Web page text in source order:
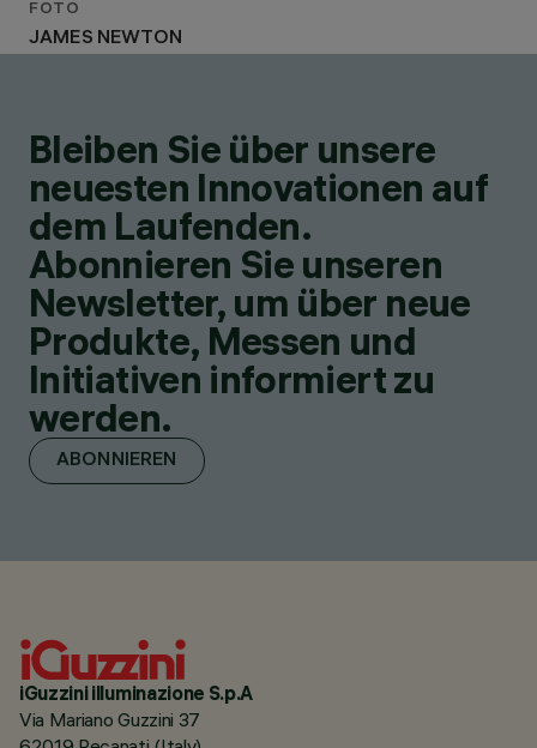
FOTO
JAMES NEWTON
Bleiben Sie über unsere
neuesten Innovationen auf
dem Laufenden.
Abonnieren Sie unseren
Newsletter, um über neue
Produkte, Messen und
Initiativen informiert zu
werden.
ABONNIEREN
iGuzzini illuminazione S.p.A
Via Mariano Guzzini 37